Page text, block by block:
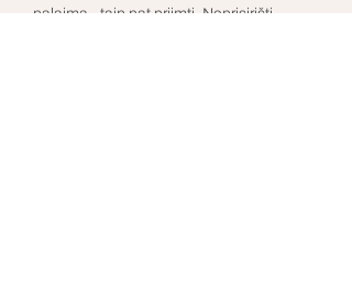
palaima - taip pat priimti. Neprisirišti.